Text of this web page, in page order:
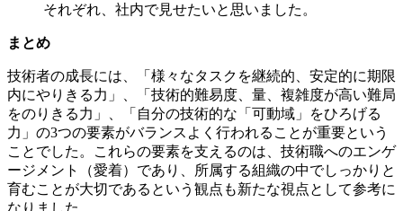
それぞれ、社内で見せたいと思いました。
まとめ
技術者の成長には、「様々なタスクを継続的、安定的に期限
内にやりきる力」、「技術的難易度、量、複雑度が高い難局
をのりきる力」、「自分の技術的な「可動域」をひろげる
力」の3つの要素がバランスよく行われることが重要という
ことでした。これらの要素を支えるのは、技術職へのエンゲ
ージメント（愛着）であり、所属する組織の中でしっかりと
育むことが大切であるという観点も新たな視点として参考に
なりました。